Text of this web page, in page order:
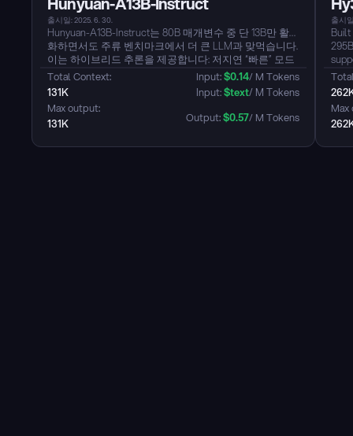
출시일: 2025. 6. 30.
Hunyuan-A13B-Instruct는 80B 매개변수 중 단 13B만 활성
화하면서도 주류 벤치마크에서 더 큰 LLM과 맞먹습니다.
이는 하이브리드 추론을 제공합니다: 저지연 “빠른” 모드
또는 고정밀 “느린” 모드, 호출당 전환 가능합니다. 네이티
브 256 K-token 컨텍스트는 책 길이의 문서를 열화 없이
소화할 수 있게 해줍니다. 에이전트 기술은 BFCL-v3, τ-
Bench 및 C3-Bench 리더십에 맞춰 조정되어 있으며, 이
를 훌륭한 자율형 어시스턴트 백본으로 만듭니다. 그룹화
Total Context:
131K
Max output:
131K
Input: $0.14/ M Tokens
Input: $text/ M Tokens
Output: $0.57/ M Tokens
출시
cost